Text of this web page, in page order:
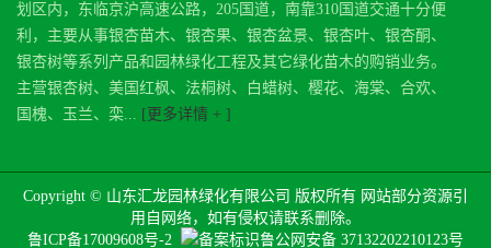
划区内，东临京沪高速公路，205国道，南靠310国道交通十分便
利，主要从事银杏苗木、银杏果、银杏盆景、银杏叶、银杏酮、
银杏树等系列产品和园林绿化工程及其它绿化苗木的购销业务。
主营银杏树、美国红枫、法桐树、白蜡树、樱花、海棠、合欢、
国槐、玉兰、栾... [更多详情 + ]
Copyright © 山东汇龙园林绿化有限公司 版权所有 网站部分资源引
用自网络，如有侵权请联系删除。
鲁ICP备17009608号-2
鲁公网安备 37132202210123号